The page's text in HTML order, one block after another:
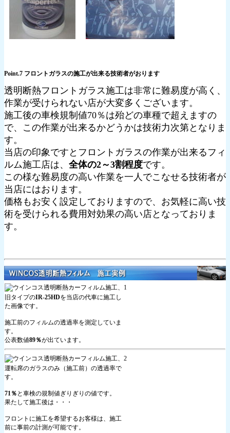
Point.7 フロントガラスの施工が出来る技術者がおります
透明断熱フロントガラス施工は非常に難易度が高く、
作業が受けられない店が大変多くございます。
施工後の車検規制値70％は殆どの車種で超えますの
で、この作業が出来るかどうかは技術力次第となりま
す。
当店の印象ですとフロントガラスの作業が出来るフィ
ルム施工店は、 全体の2～3割程度です。
この様な難易度の高い作業を一人でこなせる技術者が
当店にはおります。
価格もお安く設定しておりますので、お気軽に高い技
術を受けられる費用対効果の高い店となっておりま
す。
旧タイプのIR-25HDを当店の代車に施工し
た画像です。
施工前のフィルムの透過率を測定していま
す。
公表数値89％が出ています。
運転席のガラスのみ（施工前）の透過率で
す。
71％ と車検の規制値ぎりぎりの値です。
果たして施工後は・・・
フロントに施工を希望するお客様は、施工
前に事前の計測が可能です。